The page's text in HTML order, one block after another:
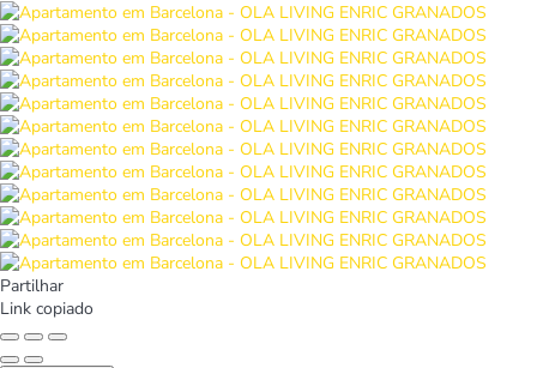
Partilhar
Link copiado